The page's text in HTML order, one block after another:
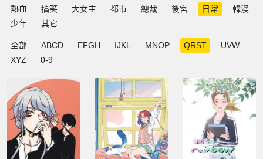
熱血
搞笑 大女主 都市 總裁 後宮 日常
韓漫
少年
其它
全部 ABCD EFGH IJKL MNOP QRST
UVW
XYZ
0-9